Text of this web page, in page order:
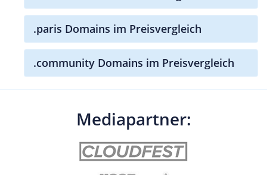
.paris Domains im Preisvergleich
.community Domains im Preisvergleich
Mediapartner: